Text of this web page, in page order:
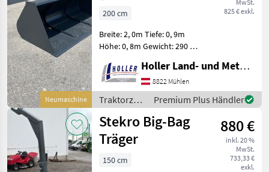
Neumaschine
MwSt.
825 € exkl.
200 cm
Breite: 2, 0m Tiefe: 0, 9m
Höhe: 0, 8m Gewicht: 290 kg
Größen auf Lager !!!
Versand und Zustellung
möglich !!! Traktorzubehör
Frontla
Holler Land- und Metalltechnik GmbH.
8822 Mühlen
Traktorzubehör
/ Stekro
Premium Plus Händler
Stekro Big-Bag
Träger
880 €
inkl. 20 %
MwSt.
733,33 €
exkl.
150 cm